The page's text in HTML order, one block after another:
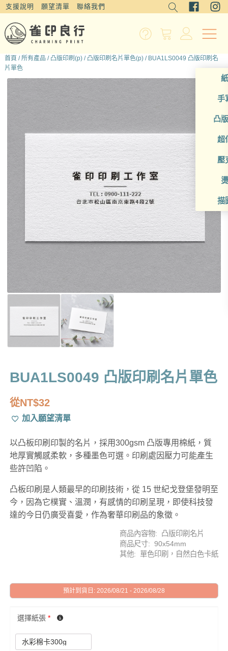
支援說明 願望清單 聯絡我們
手
凸
超
壓
描
首頁 /所有產品 / 凸版印刷(p)/ 凸版印刷名片單色(p)/ BUA1LS0049 凸版印刷名
片單色
BUA1LS0049 凸版印刷名片單色
從NT$32
加入願望清單
以凸板印刷印製的名片，採用300gsm 凸版專用棉紙，質
地厚實觸感柔軟，多種墨色可選。印刷處因壓力可能產生
些許凹陷。
凸板印刷是人類最早的印刷技術，從 15 世紀戈登堡發明至
今，因為它樸實、溫潤，有感情的印刷呈現，即使科技發
達的今日仍廣受喜愛，作為奢華印刷品的象徵。
商品內容物: 凸版印刷名片
商品尺寸: 90x54mm
其他: 單色印刷，自然白色卡紙
預計到貨日: 2026/08/21 - 2026/08/28
選擇紙張 *